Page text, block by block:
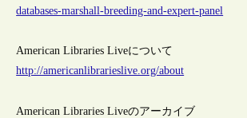
databases-marshall-breeding-and-expert-panel
American Libraries Liveについて
http://americanlibrarieslive.org/about
American Libraries Liveのアーカイブ